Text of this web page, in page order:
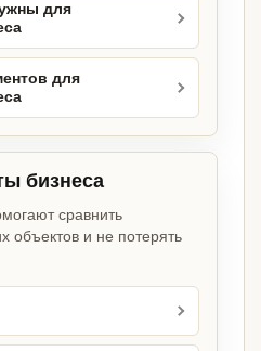
для
для
бизнеса
сравнить
объектов и не потерять